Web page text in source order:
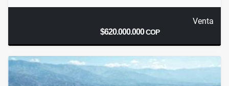
Venta
$620.000.000COP